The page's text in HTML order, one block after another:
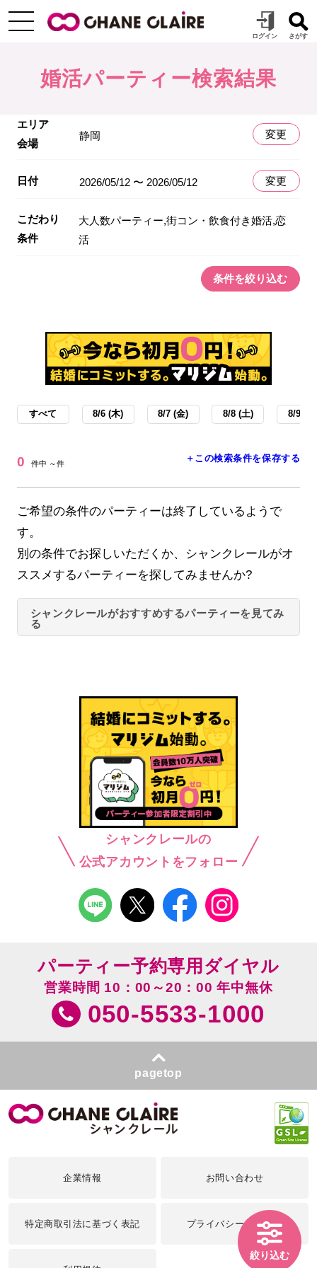
婚活パーティー検索結果
エリア
会場
静岡 変更
日付 2026/05/12 〜 2026/05/12 変更
こだわり
条件
大人数パーティー,街コン・飲食付き婚活,恋
活
条件を絞り込む
すべて 8/6 (木) 8/7 (金) 8/8 (土) 8/9 (日
0 件中 ～件 ＋この検索条件を保存する
ご希望の条件のパーティーは終了しているようで
す。
別の条件でお探しいただくか、シャンクレールがオ
ススメするパーティーを探してみませんか?
シャンクレールがおすすめするパーティーを見てみ
る
シャンクレールの
公式アカウントをフォロー
絞り込む
パーティー予約専用ダイヤル
営業時間 10：00～20：00 年中無休
050-5533-1000
pagetop
企業情報 お問い合わせ
特定商取引法に基づく表記 プライバシーポリシー